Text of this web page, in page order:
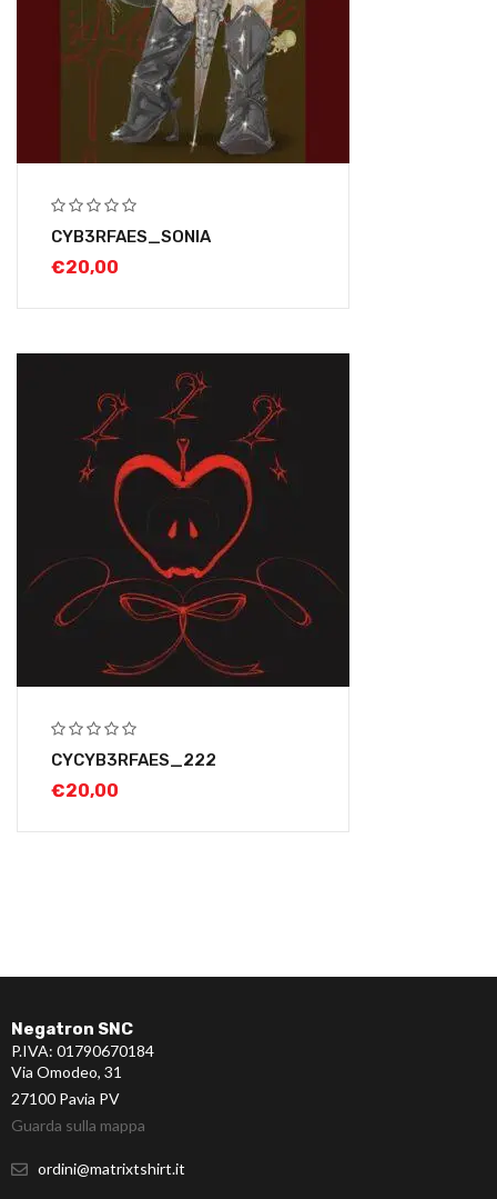
CYB3RFAES_SONIA
€20,00
CYCYB3RFAES_222
€20,00
Negatron SNC
P.IVA: 01790670184
Via Omodeo, 31
27100 Pavia PV
Guarda sulla mappa
ordini@matrixtshirt.it